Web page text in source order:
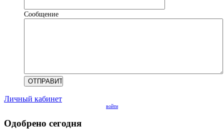
Сообщение
Личный кабинет
войти
Одобрено сегодня